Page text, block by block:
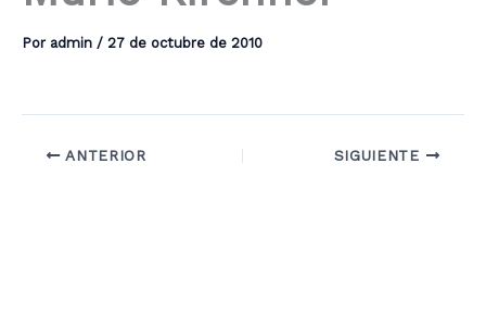
Por admin / 27 de octubre de 2010
ANTERIOR SIGUIENTE